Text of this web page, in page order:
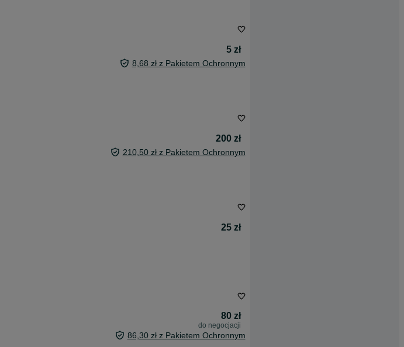
5 zł
8,68 zł z Pakietem Ochronnym
200 zł
210,50 zł z Pakietem Ochronnym
25 zł
80 zł
do negocjacji
86,30 zł z Pakietem Ochronnym